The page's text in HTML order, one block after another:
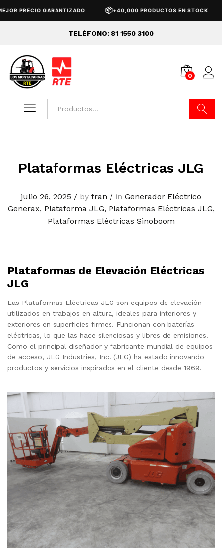
PRECIO GARANTIZADO +40,000 PRODUCTOS EN STOCK
TELÉFONO: 81 1550 3100
0
Plataformas Eléctricas JLG
julio 26, 2025 / by fran / in Generador Eléctrico
Generax, Plataforma JLG, Plataformas Eléctricas JLG,
Plataformas Eléctricas Sinoboom
Plataformas de Elevación Eléctricas
JLG
Las Plataformas Eléctricas JLG son equipos de elevación
utilizados en trabajos en altura, ideales para interiores y
exteriores en superficies firmes. Funcionan con baterías
eléctricas, lo que las hace silenciosas y libres de emisiones.
Como el principal diseñador y fabricante mundial de equipos
de acceso, JLG Industries, Inc. (JLG) ha estado innovando
productos y servicios inspirados en el cliente desde 1969.